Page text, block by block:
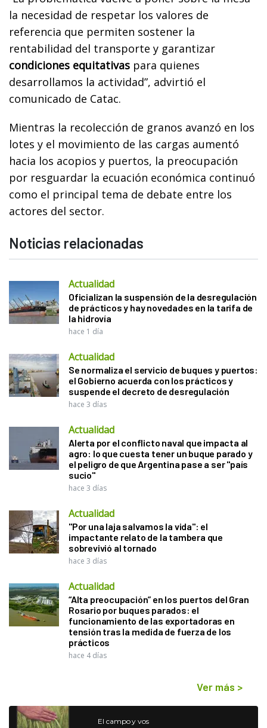
la necesidad de respetar los valores de
referencia que permiten sostener la
rentabilidad del transporte y garantizar
condiciones equitativas para quienes
desarrollamos la actividad”, advirtió el
comunicado de Catac.
Mientras la recolección de granos avanzó en los
lotes y el movimiento de las cargas aumentó
hacia los acopios y puertos, la preocupación
por resguardar la ecuación económica continuó
como el principal tema de debate entre los
actores del sector.
Noticias relacionadas
Actualidad
Oficializan la suspensión de la desregulación
de prácticos y hay novedades en la tarifa de
la hidrovía
hace 1 día
Actualidad
Se normaliza el servicio de buques y puertos:
el Gobierno acuerda con los prácticos y
suspende el decreto de desregulación
hace 3 días
Actualidad
Alerta por el conflicto naval que impacta al
agro: lo que cuesta tener un buque parado y
el peligro de que Argentina pase a ser "país
sucio"
hace 3 días
Actualidad
"Por una laja salvamos la vida": el
impactante relato de la tambera que
sobrevivió al tornado
hace 3 días
Actualidad
“Alta preocupación” en los puertos del Gran
Rosario por buques parados: el
funcionamiento de las exportadoras en
tensión tras la medida de fuerza de los
prácticos
hace 4 días
Ver más >
El campo y vos